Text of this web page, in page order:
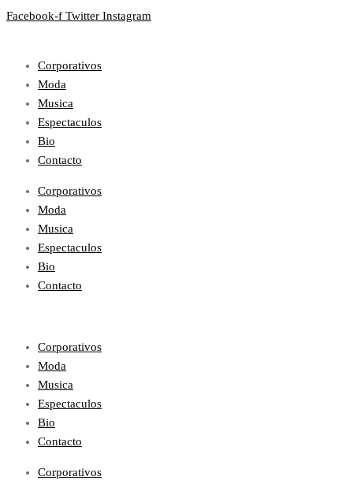
Facebook-f Twitter Instagram
Corporativos
Moda
Musica
Espectaculos
Bio
Contacto
Corporativos
Moda
Musica
Espectaculos
Bio
Contacto
Corporativos
Moda
Musica
Espectaculos
Bio
Contacto
Corporativos